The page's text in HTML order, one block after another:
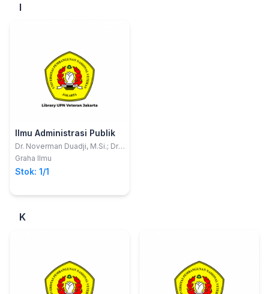
I
Ilmu Administrasi Publik
Dr. Noverman Duadji, M.Si.; Dr.
Novita Tresiana, M.Si.; Dodi
TresianaDodi Faedlulloh,
Graha Ilmu
Stok: 1/1
K